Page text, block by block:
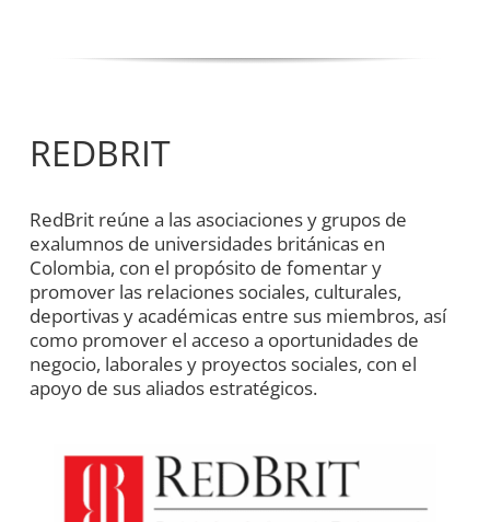
REDBRIT
RedBrit reúne a las asociaciones y grupos de
exalumnos de universidades británicas en
Colombia, con el propósito de fomentar y
promover las relaciones sociales, culturales,
deportivas y académicas entre sus miembros, así
como promover el acceso a oportunidades de
negocio, laborales y proyectos sociales, con el
apoyo de sus aliados estratégicos.